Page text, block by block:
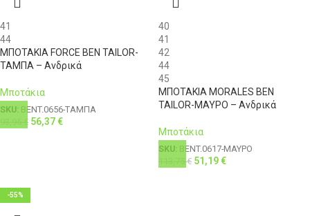
41
44
ΜΠΟΤΑΚΙΑ FORCE BEN TAILOR-
ΤΑΜΠΑ – Ανδρικά
Μποτάκια
SKU: BENT.0656-ΤΑΜΠΑ
€ 56,37€
40
41
42
44
45
ΜΠΟΤΑΚΙΑ MORALES BEN
TAILOR-ΜΑΥΡΟ – Ανδρικά
Μποτάκια
SKU: BENT.0617-ΜΑΥΡΟ
113,75€ 51,19€
-55%